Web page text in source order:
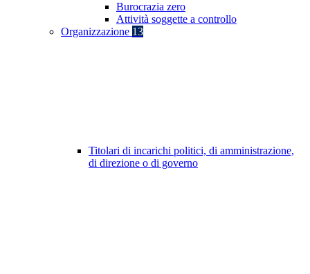
Burocrazia zero
Attività soggette a controllo
Organizzazione 13
Titolari di incarichi politici, di amministrazione,
di direzione o di governo